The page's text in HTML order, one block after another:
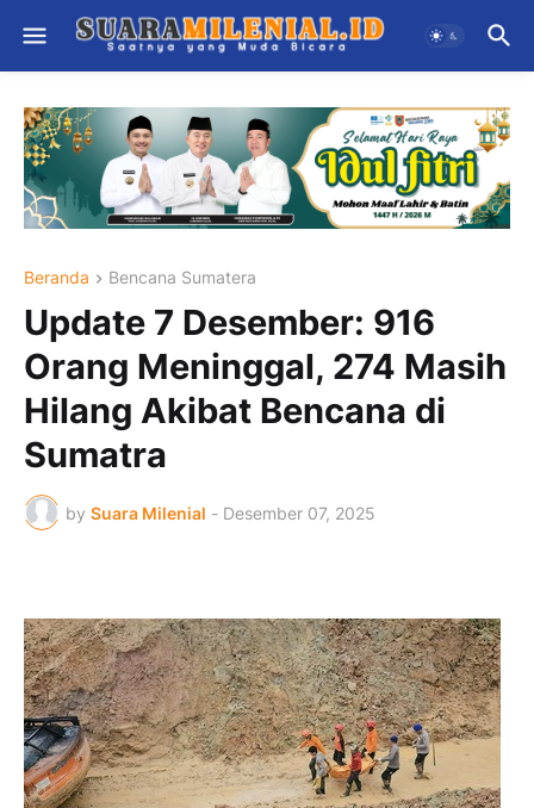
Beranda Bencana Sumatera
Update 7 Desember: 916
Orang Meninggal, 274 Masih
Hilang Akibat Bencana di
Sumatra
by Suara Milenial - Desember 07, 2025